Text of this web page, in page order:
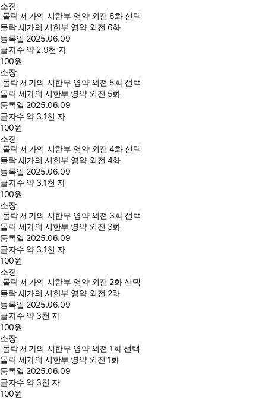
소장
몰락 세가의 시한부 영약 외전 6화 선택
몰락 세가의 시한부 영약 외전 6화
등록일 2025.06.09
글자수 약 2.9천 자
100원
소장
몰락 세가의 시한부 영약 외전 5화 선택
몰락 세가의 시한부 영약 외전 5화
등록일 2025.06.09
글자수 약 3.1천 자
100원
소장
몰락 세가의 시한부 영약 외전 4화 선택
몰락 세가의 시한부 영약 외전 4화
등록일 2025.06.09
글자수 약 3.1천 자
100원
소장
몰락 세가의 시한부 영약 외전 3화 선택
몰락 세가의 시한부 영약 외전 3화
등록일 2025.06.09
글자수 약 3.1천 자
100원
소장
몰락 세가의 시한부 영약 외전 2화 선택
몰락 세가의 시한부 영약 외전 2화
등록일 2025.06.09
글자수 약 3천 자
100원
소장
몰락 세가의 시한부 영약 외전 1화 선택
몰락 세가의 시한부 영약 외전 1화
등록일 2025.06.09
글자수 약 3천 자
100원